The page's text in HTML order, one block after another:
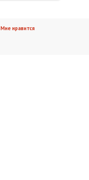
Мне нравится